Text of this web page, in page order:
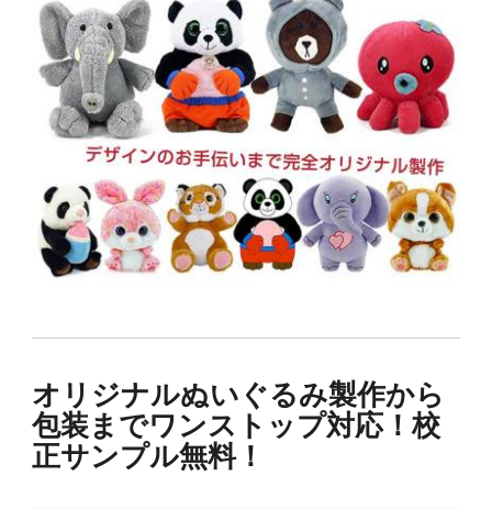
オリジナルぬいぐるみ製作から
包装までワンストップ対応！校
正サンプル無料！